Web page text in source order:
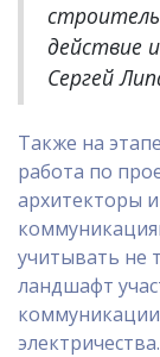
действие
Сергей
Также на
работа по
архитекторы
учитывать не
ландшафт